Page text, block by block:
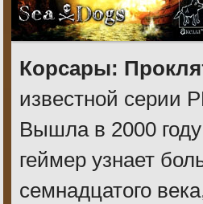
Корсары:
известной серии
Вышла в 2000
геймер узнает
семнадцатого